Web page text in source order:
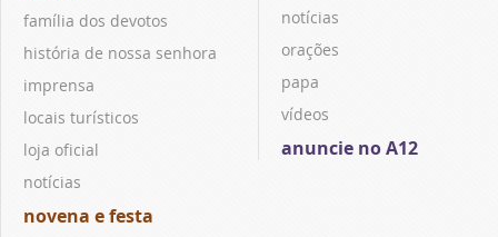
família dos devotos
história de nossa senhora
imprensa
locais turísticos
loja oficial
notícias
novena e festa
notícias
orações
papa
vídeos
anuncie no A12